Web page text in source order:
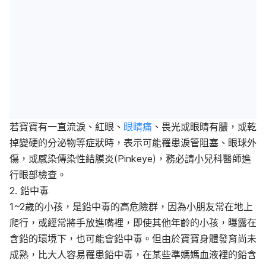
若寶寶有一直流淚、紅眼、 眼睛痛 、畏光或眼睛有膿，或乾
掉變硬的分泌物等症狀時，表示可能罹患淚管阻塞、眼球外
傷，或感染傳染性結膜炎(Pinkeye)，務必請小兒科醫師進
行眼部檢查。
2. 鉛中毒
1~2歲的小孩，是鉛中毒的高危險群，因為小朋友常在地上
爬行，或經常將手放進嘴裡，即使其他年齡的小孩，曝露在
含鉛的環境下，也可能會鉛中毒。但由於寶寶身體發育尚未
成熟，比大人容易罹患鉛中毒，在某些準媽媽血液裡的鉛含